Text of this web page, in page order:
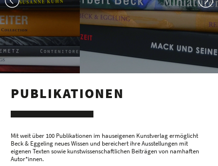
PUBLIKATIONEN
Mit weit über 100 Publikationen im hauseigenen Kunstverlag ermöglicht
Beck & Eggeling neues Wissen und bereichert ihre Ausstellungen mit
eigenen Texten sowie kunstwissenschaftlichen Beiträgen von namhaften
Autor*innen.